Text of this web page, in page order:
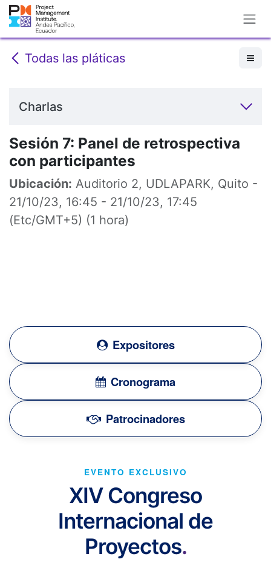
Ir al contenido
Todas las pláticas
Charlas
Sesión 7: Panel de retrospectiva
con participantes
Ubicación: Auditorio 2, UDLAPARK, Quito -
21/10/23, 16:45 - 21/10/23, 17:45
(Etc/GMT+5) (1 hora)
Expositores
Cronograma
Patrocinadores
EVENTO EXCLUSIVO
XIV Congreso
Internacional de
Proyectos.